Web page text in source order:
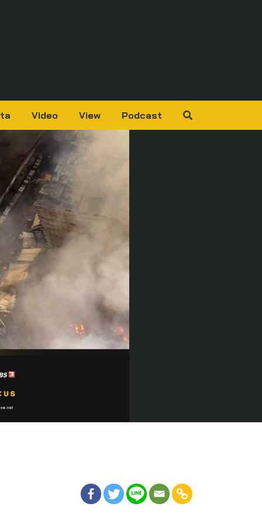
Video View Podcast